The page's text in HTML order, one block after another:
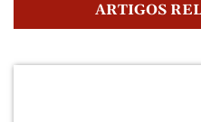
ARTIGOS